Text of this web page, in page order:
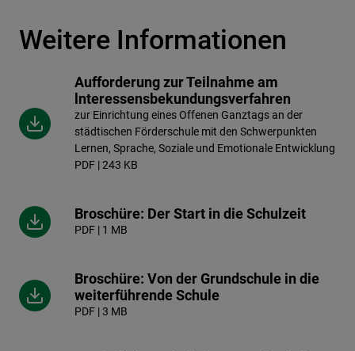
Weitere Informationen
Aufforderung zur Teilnahme am
lnteressensbekundungsverfahren
zur Einrichtung eines Offenen Ganztags an der
städtischen Förderschule mit den Schwerpunkten
Lernen, Sprache, Soziale und Emotionale Entwicklung
PDF | 243 KB
Broschüre: Der Start in die Schulzeit
PDF | 1 MB
Broschüre: Von der Grundschule in die
weiterführende Schule
PDF | 3 MB